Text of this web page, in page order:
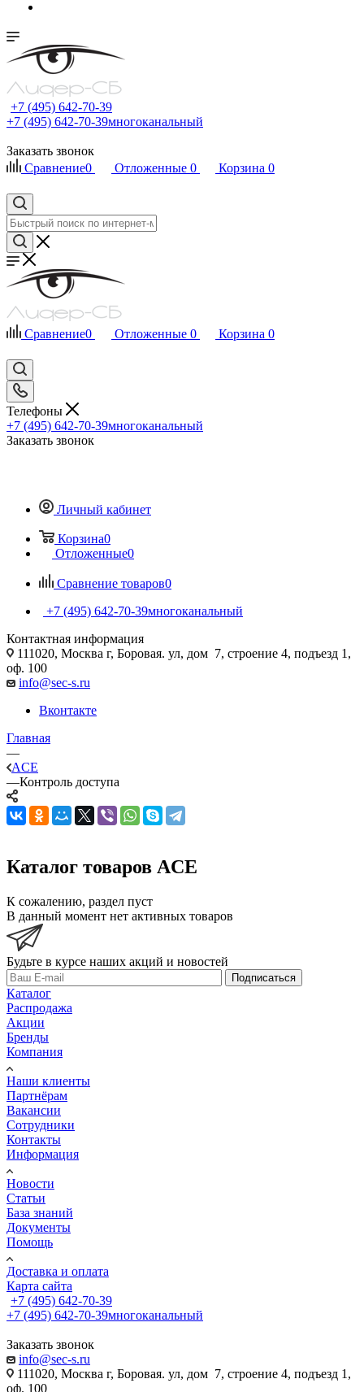
+7 (495) 642-70-39
+7 (495) 642-70-39многоканальный
Заказать звонок
Сравнение0 Отложенные 0 Корзина 0
Сравнение0 Отложенные 0 Корзина 0
Телефоны
+7 (495) 642-70-39многоканальный
Заказать звонок
Личный кабинет
Корзина0
Отложенные0
Сравнение товаров0
+7 (495) 642-70-39многоканальный
Контактная информация
111020, Москва г, Боровая. ул, дом 7, строение 4, подъезд 1,
оф. 100
info@sec-s.ru
Вконтакте
Главная
—
ACE
—Контроль доступа
Каталог товаров ACE
К сожалению, раздел пуст
В данный момент нет активных товаров
Будьте в курсе наших акций и новостей
Подписаться
Каталог
Распродажа
Акции
Бренды
Компания
Наши клиенты
Партнёрам
Вакансии
Сотрудники
Контакты
Информация
Новости
Статьи
База знаний
Документы
Помощь
Доставка и оплата
Карта сайта
+7 (495) 642-70-39
+7 (495) 642-70-39многоканальный
Заказать звонок
info@sec-s.ru
111020, Москва г, Боровая. ул, дом 7, строение 4, подъезд 1,
оф. 100